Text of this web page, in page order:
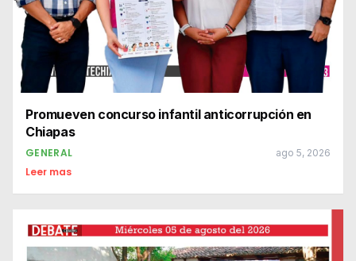
Promueven concurso infantil anticorrupción en
Chiapas
GENERAL ago 5, 2026
Leer mas